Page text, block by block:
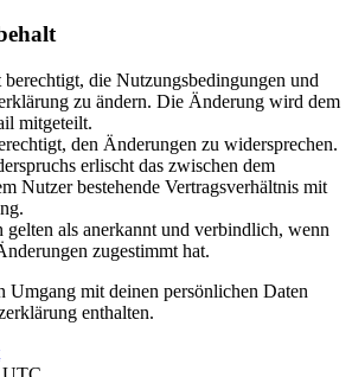
die Nutzungsbedingungen und
zu ändern. Die Änderung wird dem
mitgeteilt.
den Änderungen zu widersprechen.
erlischt das zwischen dem
Nutzer bestehende Vertragsverhältnis mit
als anerkannt und verbindlich, wenn
zugestimmt hat.
Umgang mit deinen persönlichen Daten
enthalten.